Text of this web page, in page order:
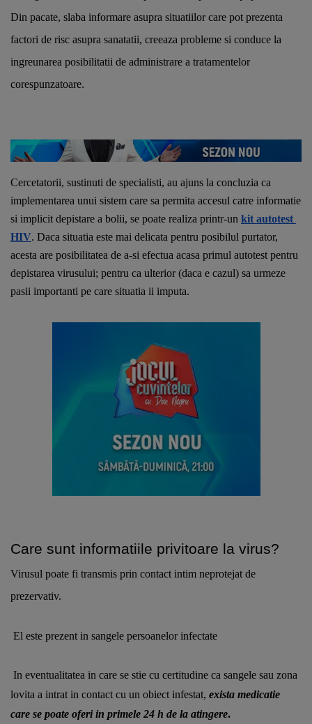
Din pacate, slaba informare asupra situatiilor care pot prezenta
factori de risc asupra sanatatii, creeaza probleme si conduce la
ingreunarea posibilitatii de administrare a tratamentelor
corespunzatoare.
Cercetatorii, sustinuti de specialisti, au ajuns la concluzia ca
implementarea unui sistem care sa permita accesul catre informatie
si implicit depistare a bolii, se poate realiza printr-un kit autotest
HIV. Daca situatia este mai delicata pentru posibilul purtator,
acesta are posibilitatea de a-si efectua acasa primul autotest pentru
depistarea virusului; pentru ca ulterior (daca e cazul) sa urmeze
pasii importanti pe care situatia ii imputa.
Care sunt informatiile privitoare la virus?
Virusul poate fi transmis prin contact intim neprotejat de
prezervativ.
El este prezent in sangele persoanelor infectate
In eventualitatea in care se stie cu certitudine ca sangele sau zona
lovita a intrat in contact cu un obiect infestat, exista medicatie
care se poate oferi in primele 24 h de la atingere.